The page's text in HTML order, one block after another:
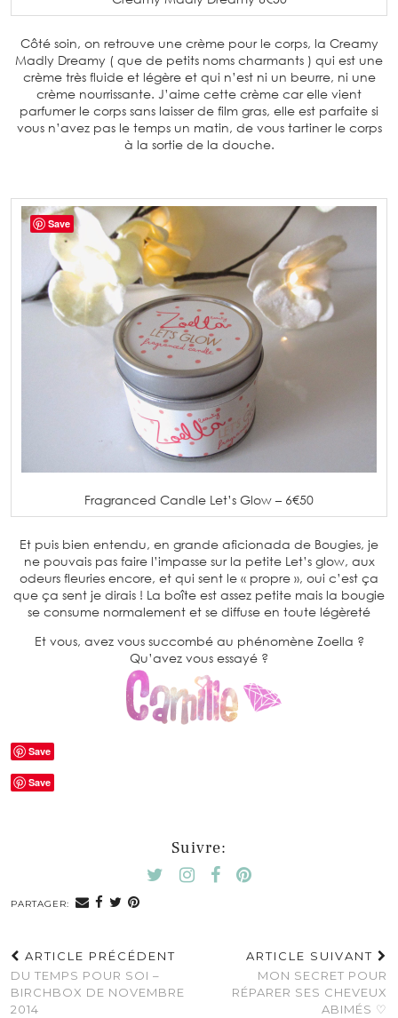
Côté soin, on retrouve une crème pour le corps, la Creamy
Madly Dreamy ( que de petits noms charmants ) qui est une
crème très fluide et légère et qui n’est ni un beurre, ni une
crème nourrissante. J’aime cette crème car elle vient
parfumer le corps sans laisser de film gras, elle est parfaite si
vous n’avez pas le temps un matin, de vous tartiner le corps
à la sortie de la douche.
Fragranced Candle Let’s Glow – 6€50
Et puis bien entendu, en grande aficionada de Bougies, je
ne pouvais pas faire l’impasse sur la petite Let’s glow, aux
odeurs fleuries encore, et qui sent le « propre », oui c’est ça
que ça sent je dirais ! La boîte est assez petite mais la bougie
se consume normalement et se diffuse en toute légèreté
Et vous, avez vous succombé au phénomène Zoella ?
Qu’avez vous essayé ?
Save
Save
Suivre:
PARTAGER:
ARTICLE PRÉCÉDENT
DU TEMPS POUR SOI –
BIRCHBOX DE NOVEMBRE
2014
ARTICLE SUIVANT
MON SECRET POUR
RÉPARER SES CHEVEUX
ABIMÉS ♡
Save